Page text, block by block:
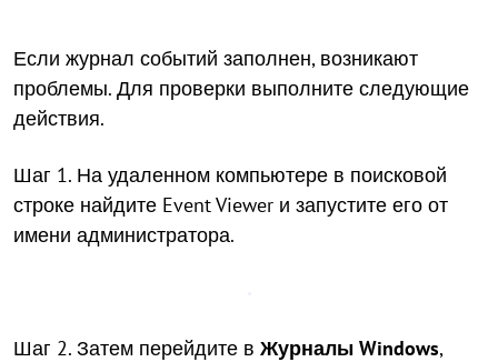
Если журнал событий заполнен, возникают
проблемы. Для проверки выполните следующие
действия.
Шаг 1. На удаленном компьютере в поисковой
строке найдите Event Viewer и запустите его от
имени администратора.
Шаг 2. Затем перейдите в Журналы Windows,